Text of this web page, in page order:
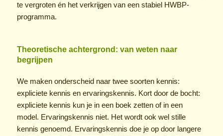
te vergroten én het verkrijgen van een stabiel HWBP-
programma.
Theoretische achtergrond: van weten naar
begrijpen
We maken onderscheid naar twee soorten kennis:
expliciete kennis en ervaringskennis. Kort door de bocht:
expliciete kennis kun je in een boek zetten of in een
model. Ervaringskennis niet. Het wordt ook wel stille
kennis genoemd. Ervaringskennis doe je op door langere